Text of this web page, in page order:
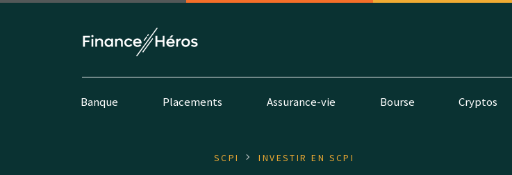
Banque Placements Assurance-vie Bourse Cryptos
SCPI INVESTIR EN SCPI